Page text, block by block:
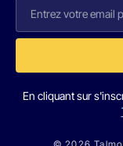
En cliquant sur